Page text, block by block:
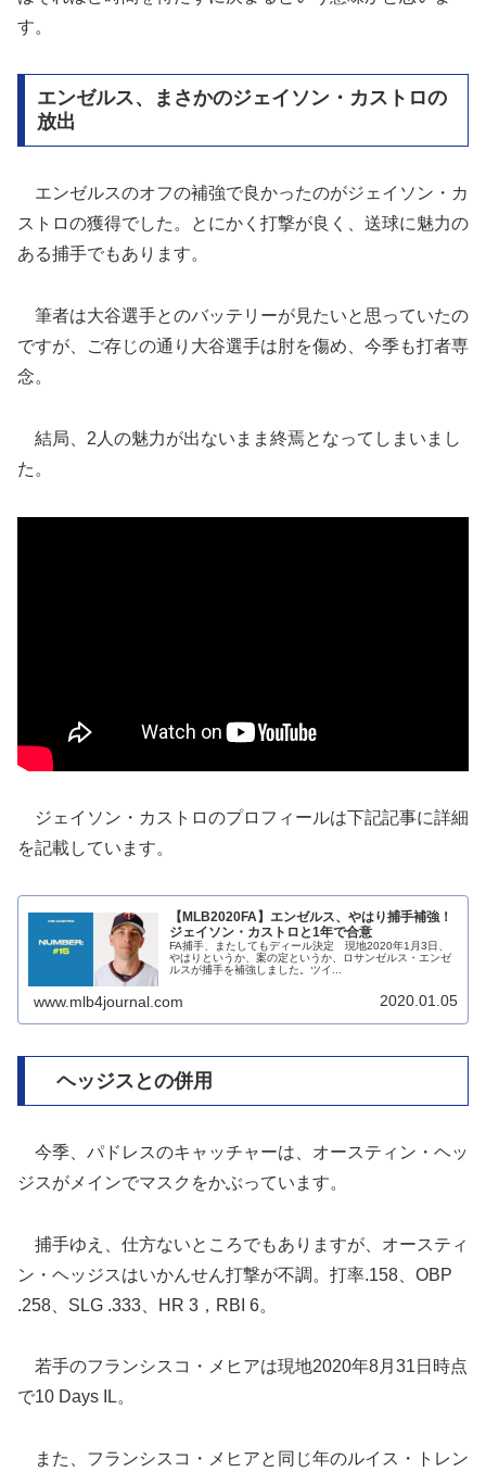
す。
エンゼルス、まさかのジェイソン・カストロの
放出
エンゼルスのオフの補強で良かったのがジェイソン・カ
ストロの獲得でした。とにかく打撃が良く、送球に魅力の
ある捕手でもあります。
筆者は大谷選手とのバッテリーが見たいと思っていたの
ですが、ご存じの通り大谷選手は肘を傷め、今季も打者専
念。
結局、2人の魅力が出ないまま終焉となってしまいまし
た。
ジェイソン・カストロのプロフィールは下記記事に詳細
を記載しています。
【MLB2020FA】エンゼルス、やはり捕手補強！
ジェイソン・カストロと1年で合意
FA捕手、またしてもディール決定 現地2020年1月3日、
やはりというか、案の定というか、ロサンゼルス・エンゼ
ルスが捕手を補強しました。ツイ...
www.mlb4journal.com 2020.01.05
ヘッジスとの併用
今季、パドレスのキャッチャーは、オースティン・ヘッ
ジスがメインでマスクをかぶっています。
捕手ゆえ、仕方ないところでもありますが、オースティ
ン・ヘッジスはいかんせん打撃が不調。打率.158、OBP
.258、SLG .333、HR 3，RBI 6。
若手のフランシスコ・メヒアは現地2020年8月31日時点
で10 Days IL。
また、フランシスコ・メヒアと同じ年のルイス・トレン